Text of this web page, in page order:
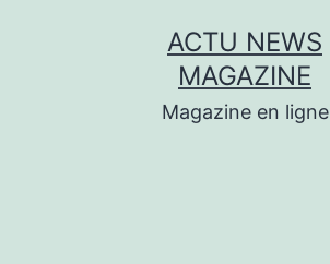
ACTU NEWS
MAGAZINE
Magazine en ligne